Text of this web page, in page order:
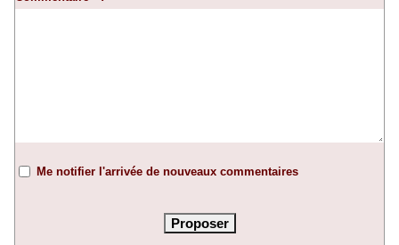
Me notifier l'arrivée de nouveaux commentaires